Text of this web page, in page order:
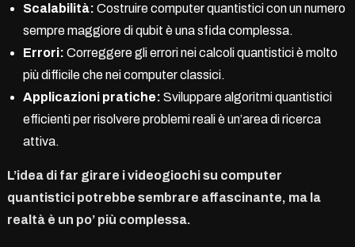
Scalabilità: Costruire computer quantistici con un numero
sempre maggiore di qubit è una sfida complessa.
Errori: Correggere gli errori nei calcoli quantistici è molto
più difficile che nei computer classici.
Applicazioni pratiche: Sviluppare algoritmi quantistici
efficienti per risolvere problemi reali è un’area di ricerca
attiva.
L’idea di far girare i videogiochi su computer
quantistici potrebbe sembrare affascinante, ma la
realtà è un po’ più complessa.